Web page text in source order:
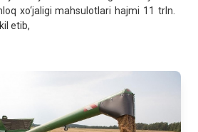
xo‘jaligi mahsulotlari hajmi 11 trln.
etib,